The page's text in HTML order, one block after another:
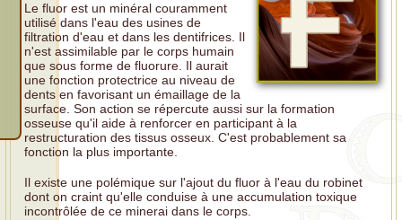
Le fluor est un minéral couramment
utilisé dans l'eau des usines de
filtration d'eau et dans les dentifrices. Il
n'est assimilable par le corps humain
que sous forme de fluorure. Il aurait
une fonction protectrice au niveau de
dents en favorisant un émaillage de la
surface. Son action se répercute aussi sur la formation
osseuse qu'il aide à renforcer en participant à la
restructuration des tissus osseux. C'est probablement sa
fonction la plus importante.
Il existe une polémique sur l'ajout du fluor à l'eau du robinet
dont on craint qu'elle conduise à une accumulation toxique
incontrôlée de ce minerai dans le corps.